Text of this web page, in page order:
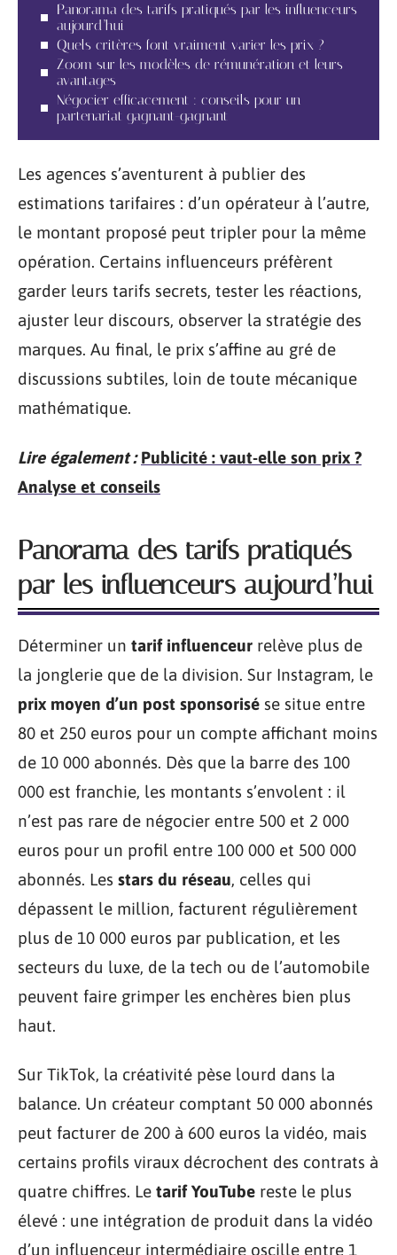
Panorama des tarifs pratiqués par les influenceurs
aujourd’hui
Quels critères font vraiment varier les prix ?
Zoom sur les modèles de rémunération et leurs
avantages
Négocier efficacement : conseils pour un
partenariat gagnant-gagnant
Les agences s’aventurent à publier des
estimations tarifaires : d’un opérateur à l’autre,
le montant proposé peut tripler pour la même
opération. Certains influenceurs préfèrent
garder leurs tarifs secrets, tester les réactions,
ajuster leur discours, observer la stratégie des
marques. Au final, le prix s’affine au gré de
discussions subtiles, loin de toute mécanique
mathématique.
Lire également : Publicité : vaut-elle son prix ?
Analyse et conseils
Panorama des tarifs pratiqués
par les influenceurs aujourd’hui
Déterminer un tarif influenceur relève plus de
la jonglerie que de la division. Sur Instagram, le
prix moyen d’un post sponsorisé se situe entre
80 et 250 euros pour un compte affichant moins
de 10 000 abonnés. Dès que la barre des 100
000 est franchie, les montants s’envolent : il
n’est pas rare de négocier entre 500 et 2 000
euros pour un profil entre 100 000 et 500 000
abonnés. Les stars du réseau, celles qui
dépassent le million, facturent régulièrement
plus de 10 000 euros par publication, et les
secteurs du luxe, de la tech ou de l’automobile
peuvent faire grimper les enchères bien plus
haut.
Sur TikTok, la créativité pèse lourd dans la
balance. Un créateur comptant 50 000 abonnés
peut facturer de 200 à 600 euros la vidéo, mais
certains profils viraux décrochent des contrats à
quatre chiffres. Le tarif YouTube reste le plus
élevé : une intégration de produit dans la vidéo
d’un influenceur intermédiaire oscille entre 1